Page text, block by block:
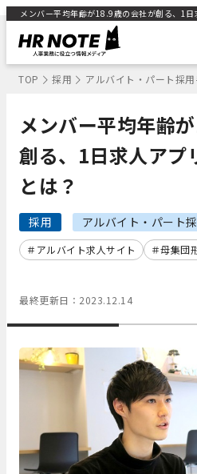
TOP 採用 アルバイト・パート採
メンバー平均年齢
創る、1日求人アプ
とは？
採用 アルバイト・パート
アルバイト求人サイト 母集団
最終更新日： 2023.12.14